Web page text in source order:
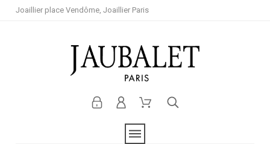
Joaillier place Vendôme, Joaillier Paris